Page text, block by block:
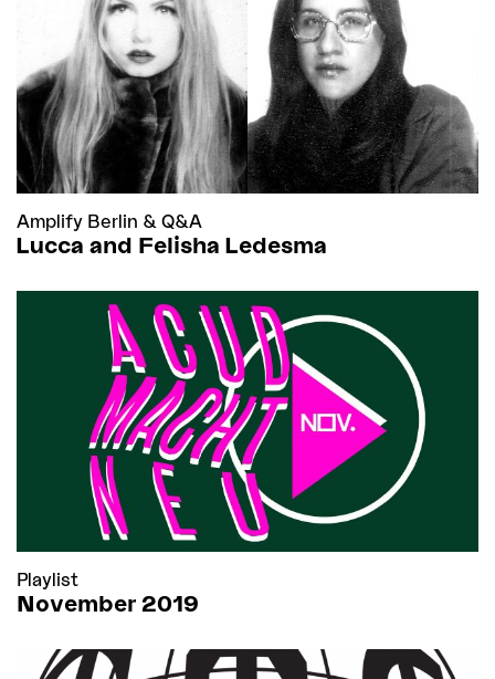
Amplify Berlin & Q&A
Lucca and Felisha Ledesma
Playlist
November 2019